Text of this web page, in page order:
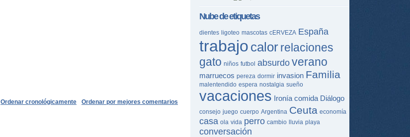
Ordenar por mejores comentarios
Ordenar cronológicamente
Nube de etiquetas
dientes ligoteo mascotas cERVEZA España
trabajo calorrelaciones
gato niños futbol absurdo verano
marruecos pereza dormir invasion Familia
malentendido espera nostalgia sueño
vacaciones Ironía comida Diálogo
consejo juego cuerpo Argentina Ceuta economía
casa ola vida perro cambio lluvia playa
conversación